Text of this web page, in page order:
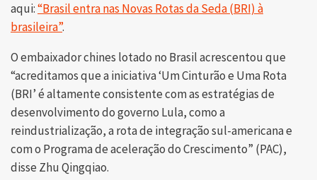
aqui:“Brasil entra nas Novas Rotas da Seda (BRI) à
brasileira”.
O embaixador chines lotado no Brasil acrescentou que
“acreditamos que a iniciativa ‘Um Cinturão e Uma Rota
(BRI’ é altamente consistente com as estratégias de
desenvolvimento do governo Lula, como a
reindustrialização, a rota de integração sul-americana e
com o Programa de aceleração do Crescimento” (PAC),
disse Zhu Qingqiao.